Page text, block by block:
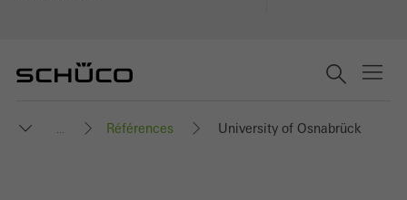
... Références University of Osnabrück